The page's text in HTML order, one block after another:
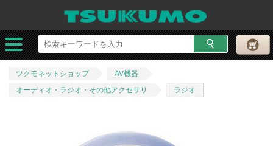
ツクモネットショップ
AV機器
オーディオ・ラジオ・その他アクセサリ
ラジオ